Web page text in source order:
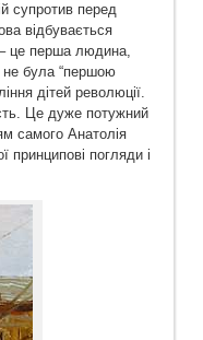
супротив перед
відбувається
– це перша людина,
не була “першою
дітей революції.
Це дуже потужний
самого Анатолія
принципові погляди і